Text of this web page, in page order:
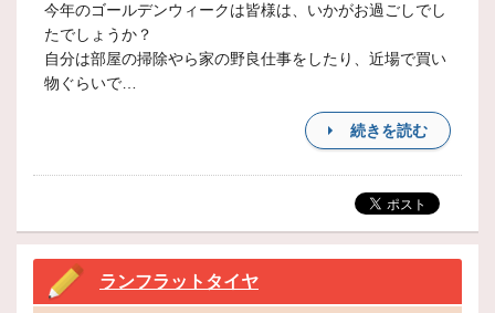
今年のゴールデンウィークは皆様は、いかがお過ごしでし
たでしょうか？
自分は部屋の掃除やら家の野良仕事をしたり、近場で買い
物ぐらいで…
続きを読む
ランフラットタイヤ